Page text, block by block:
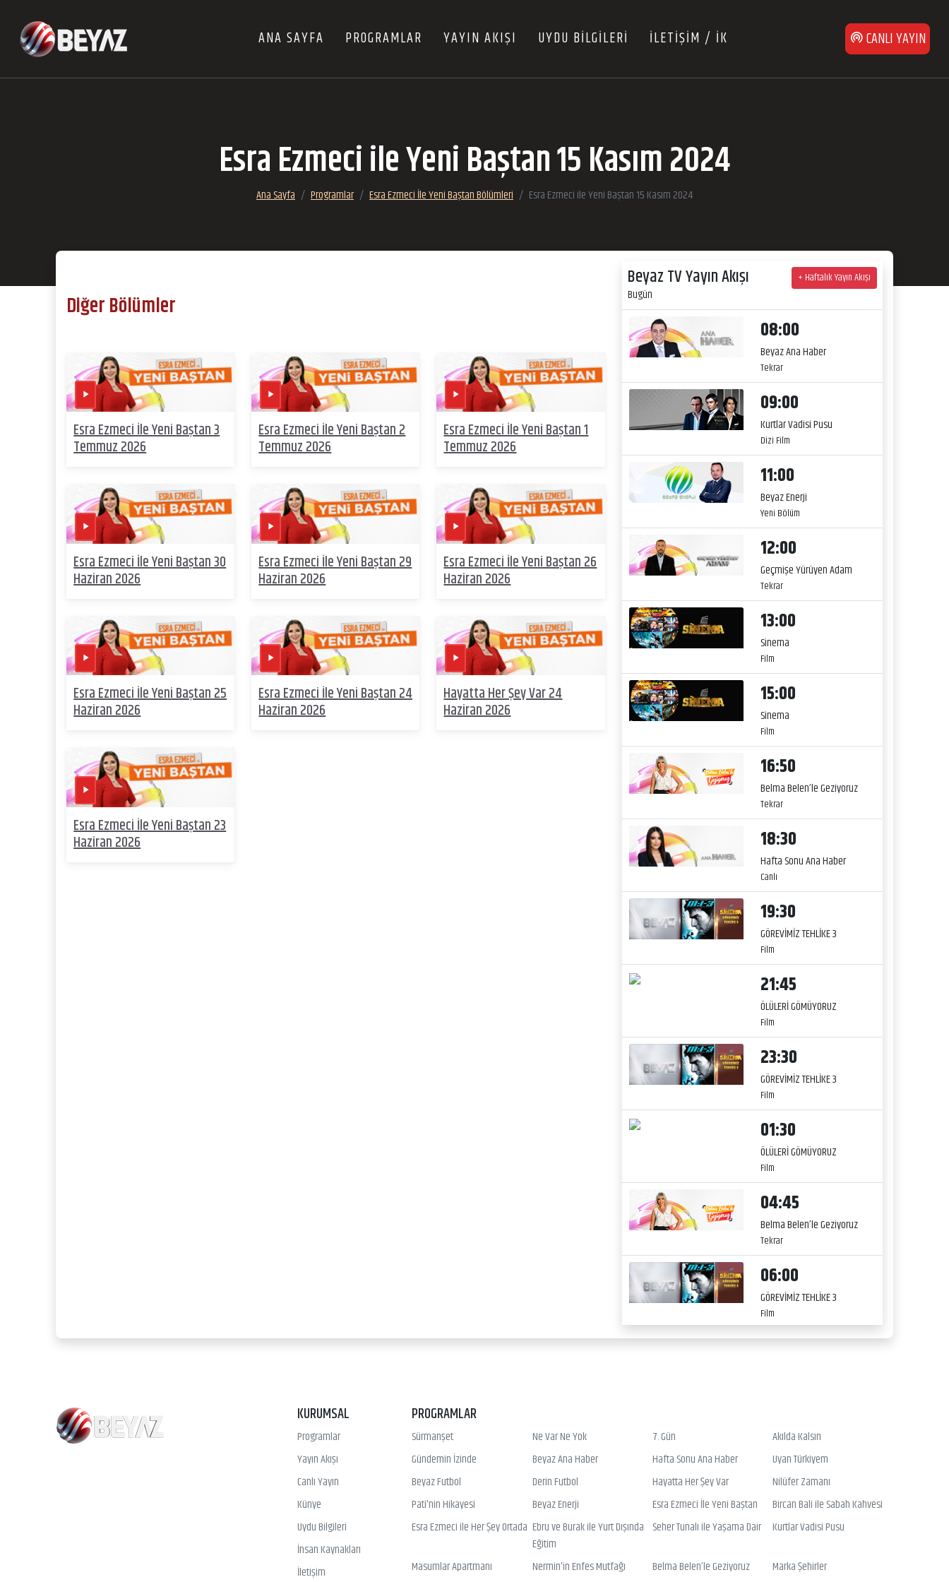
ANA SAYFA PROGRAMLAR YAYIN AKIŞI UYDU BİLGİLERİ İLETİŞİM / İK CANLI YAYIN
Esra Ezmeci ile Yeni Baştan 15 Kasım 2024
Ana Sayfa Programlar Esra Ezmeci İle Yeni Baştan Bölümleri Esra Ezmeci ile Yeni Baştan 15 Kasım 2024
Diğer Bölümler
Esra Ezmeci İle Yeni Baştan 3
Temmuz 2026
Esra Ezmeci İle Yeni Baştan 2
Temmuz 2026
Esra Ezmeci İle Yeni Baştan 1
Temmuz 2026
Esra Ezmeci İle Yeni Baştan 30
Haziran 2026
Esra Ezmeci İle Yeni Baştan 29
Haziran 2026
Esra Ezmeci İle Yeni Baştan 26
Haziran 2026
Esra Ezmeci İle Yeni Baştan 25
Haziran 2026
Esra Ezmeci İle Yeni Baştan 24
Haziran 2026
Hayatta Her Şey Var 24
Haziran 2026
Esra Ezmeci İle Yeni Baştan 23
Haziran 2026
Beyaz TV Yayın Akışı
Bugün
+ Haftalık Yayın Akışı
08:00
Beyaz Ana Haber
Tekrar
09:00
Kurtlar Vadisi Pusu
Dizi Film
11:00
Beyaz Enerji
Yeni Bölüm
12:00
Geçmişe Yürüyen Adam
Tekrar
13:00
Sinema
Film
15:00
Sinema
Film
16:50
Belma Belen’le Geziyoruz
Tekrar
18:30
Hafta Sonu Ana Haber
Canlı
19:30
GÖREVİMİZ TEHLİKE 3
Film
21:45
ÖLÜLERİ GÖMÜYORUZ
Film
23:30
GÖREVİMİZ TEHLİKE 3
Film
01:30
ÖLÜLERİ GÖMÜYORUZ
Film
04:45
Belma Belen’le Geziyoruz
Tekrar
06:00
GÖREVİMİZ TEHLİKE 3
Film
KURUMSAL
Programlar
Yayın Akışı
Canlı Yayın
Künye
Uydu Bilgileri
İnsan Kaynakları
İletişim
PROGRAMLAR
Sürmanşet Ne Var Ne Yok 7. Gün
Akılda Kalsın
Gündemin İzinde
Beyaz Ana Haber Hafta Sonu Ana Haber
Uyan Türkiyem
Beyaz Futbol
Derin Futbol Hayatta Her Şey Var
Nilüfer Zamanı
Pati'nin Hikayesi
Beyaz Enerji Esra Ezmeci İle Yeni Baştan
Bircan Bali ile Sabah Kahvesi
Esra Ezmeci ile Her Şey Ortada Ebru ve Burak ile Yurt Dışında
Eğitim
Seher Tunalı ile Yaşama Dair Kurtlar Vadisi Pusu
Masumlar Apartmanı Nermin'in Enfes Mutfağı Belma Belen’le Geziyoruz
Marka Şehirler